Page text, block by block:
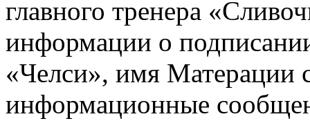
главного тренера
информации о
«Челси», имя Матерации
информационные